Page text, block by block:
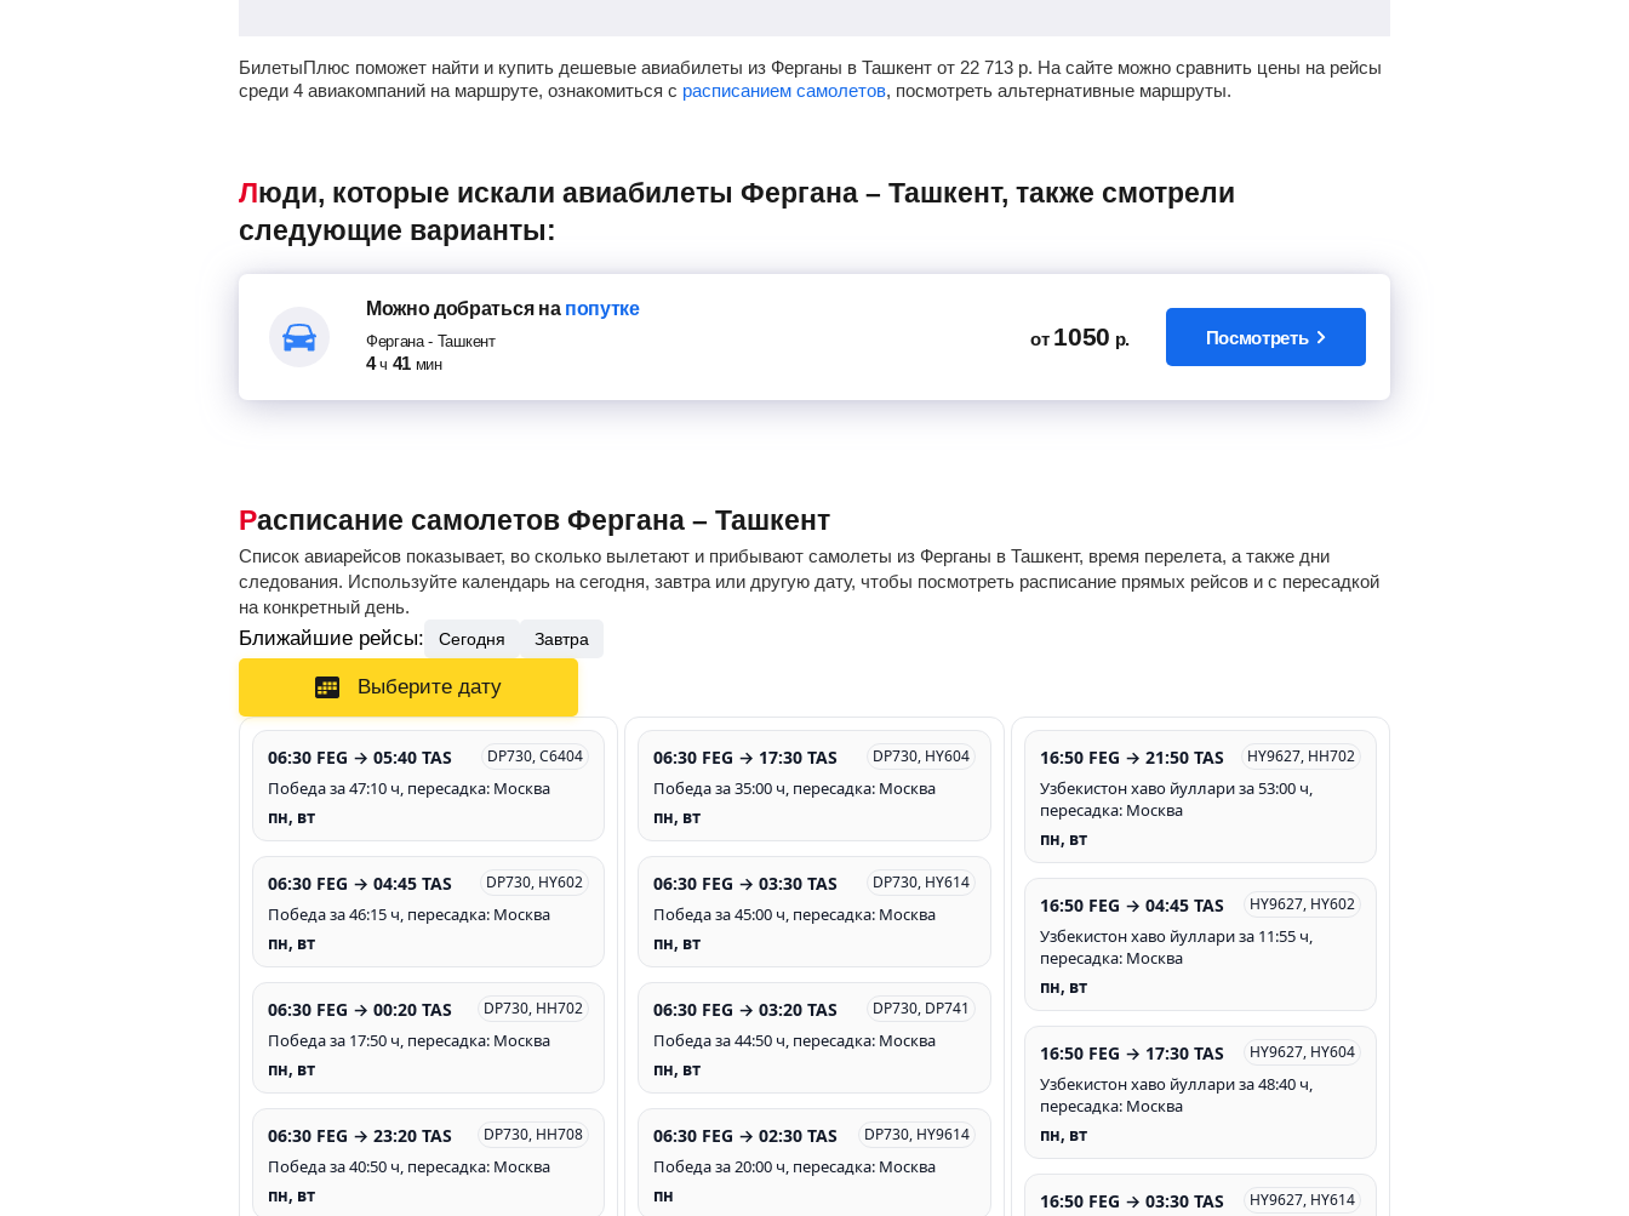
БилетыПлюс поможет найти и купить дешевые авиабилеты из Ферганы в Ташкент от 22 713 р. На сайте можно сравнить цены на рейсы
среди 4 авиакомпаний на маршруте, ознакомиться с расписанием самолетов, посмотреть альтернативные маршруты.
Люди, которые искали авиабилеты Фергана – Ташкент, также смотрели
следующие варианты:
Можно добратьсяна попутке
Фергана- Ташкент
4 ч 41 мин
от 1050 р. Посмотреть
Расписание самолетов Фергана – Ташкент
Список авиарейсов показывает, во сколько вылетают и прибывают самолеты из Ферганы в Ташкент, время перелета, а также дни
следования. Используйте календарь на сегодня, завтра или другую дату, чтобы посмотреть расписание прямых рейсов и с пересадкой
на конкретный день.
Ближайшие рейсы: Сегодня Завтра
Выберите дату
06:30 FEG → 05:40 TAS DP730, C6404
Победа за 47:10 ч, пересадка: Москва
пн, вт
06:30 FEG → 04:45 TAS DP730, HY602
Победа за 46:15 ч, пересадка: Москва
пн, вт
06:30 FEG → 00:20 TAS DP730, HH702
Победа за 17:50 ч, пересадка: Москва
пн, вт
06:30 FEG → 23:20 TAS DP730, HH708
Победа за 40:50 ч, пересадка: Москва
пн, вт
06:30 FEG → 17:30 TAS DP730, HY604
Победа за 35:00 ч, пересадка: Москва
пн, вт
06:30 FEG → 03:30 TAS DP730, HY614
Победа за 45:00 ч, пересадка: Москва
пн, вт
06:30 FEG → 03:20 TAS DP730, DP741
Победа за 44:50 ч, пересадка: Москва
пн, вт
06:30 FEG → 02:30 TAS DP730, HY9614
Победа за 20:00 ч, пересадка: Москва
пн
16:50 FEG → 21:50 TAS HY9627, HH702
Узбекистон хаво йуллари за 53:00 ч,
пересадка: Москва
пн, вт
16:50 FEG → 04:45 TAS HY9627, HY602
Узбекистон хаво йуллари за 11:55 ч,
пересадка: Москва
пн, вт
16:50 FEG → 17:30 TAS HY9627, HY604
Узбекистон хаво йуллари за 48:40 ч,
пересадка: Москва
пн, вт
16:50 FEG → 03:30 TAS HY9627, HY614